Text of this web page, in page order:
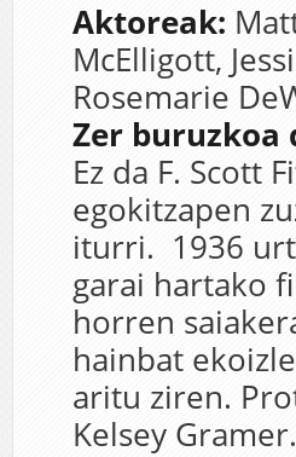
Aktoreak:
McElligott,
Rosemarie
Zer buruzkoa
Ez da F. Scott
egokitzapen
iturri. 1936
garai hartako
horren
hainbat
aritu ziren.
Kelsey Gramer.